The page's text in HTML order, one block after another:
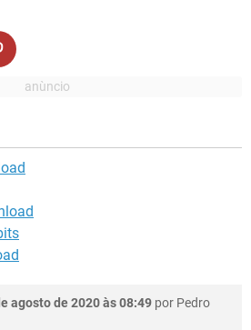
agosto de 2020 às 08:49 por Pedro